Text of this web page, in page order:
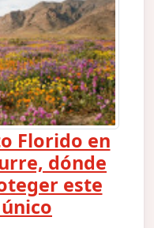
Florido en
dónde
este